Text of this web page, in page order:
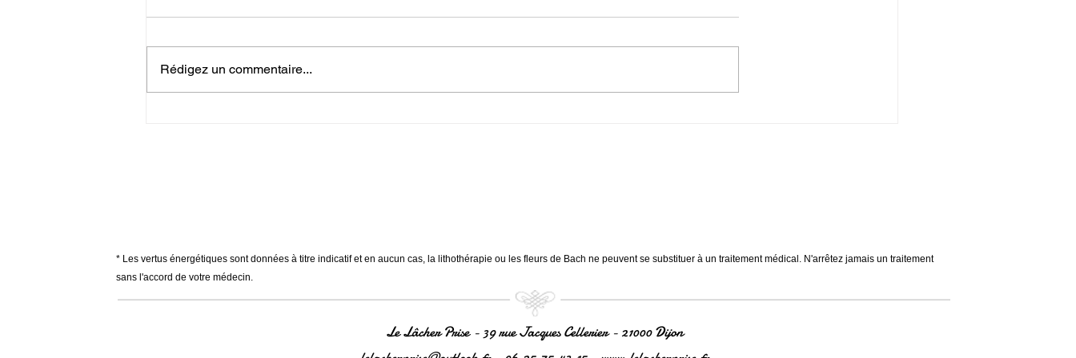
Tanzanite Elévation de l'âme
Créativité. Pertes de mémoire. Se
battre...
Chrysoprase Jalousie & Colère
l'injustice....
Serpentine Migraines & Voyage
des...
Rédigez un commentaire...
* Les vertus énergétiques sont données à titre indicatif et en aucun cas, la lithothérapie ou les fleurs de Bach ne peuvent se substituer à un traitement médical. N'arrêtez jamais un traitement
sans l'accord de votre médecin.
Le Lâcher Prise - 39 rue Jacques Cellerier - 21000 Dijon